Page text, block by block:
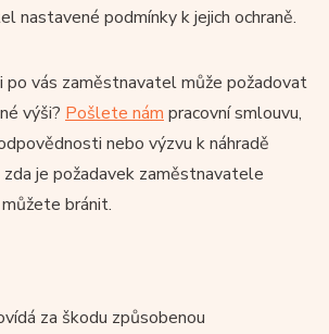
nastavené podmínky k jejich ochraně.
vás zaměstnavatel může požadovat
výši? Pošlete nám pracovní smlouvu,
nebo výzvu k náhradě
zda je požadavek zaměstnavatele
bránit.
za škodu způsobenou